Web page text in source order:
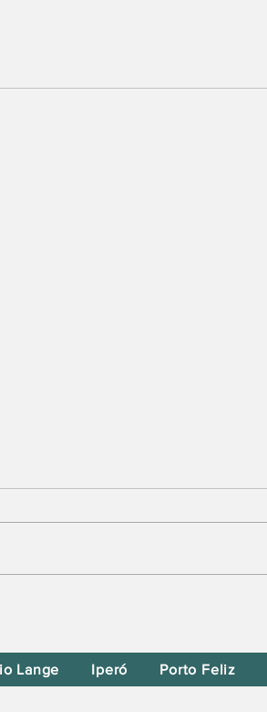
Lange Iperó Porto Feliz